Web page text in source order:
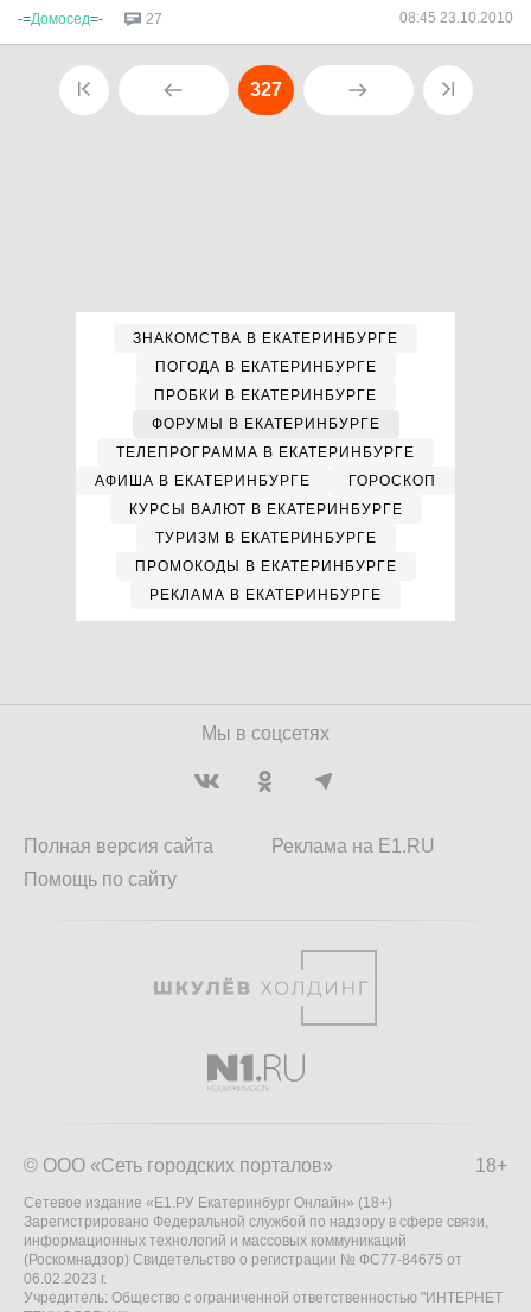
-=Домосед=- 27 08:45 23.10.2010
327
ЗНАКОМСТВА В ЕКАТЕРИНБУРГЕ
ПОГОДА В ЕКАТЕРИНБУРГЕ
ПРОБКИ В ЕКАТЕРИНБУРГЕ
ФОРУМЫ В ЕКАТЕРИНБУРГЕ
ТЕЛЕПРОГРАММА В ЕКАТЕРИНБУРГЕ
АФИША В ЕКАТЕРИНБУРГЕ
ГОРОСКОП
КУРСЫ ВАЛЮТ В ЕКАТЕРИНБУРГЕ
ТУРИЗМ В ЕКАТЕРИНБУРГЕ
ПРОМОКОДЫ В ЕКАТЕРИНБУРГЕ
РЕКЛАМА В ЕКАТЕРИНБУРГЕ
Мы в соцсетях
Полная версия сайта
Помощь по сайту
Реклама на E1.RU
18+
© ООО «Сеть городских порталов»
Сетевое издание «Е1.РУ Екатеринбург Онлайн» (18+)
Зарегистрировано Федеральной службой по надзору в сфере связи,
информационных технологий и массовых коммуникаций
(Роскомнадзор) Свидетельство о регистрации № ФС77-84675 от
06.02.2023 г.
Учредитель: Общество с ограниченной ответственностью "ИНТЕРНЕТ